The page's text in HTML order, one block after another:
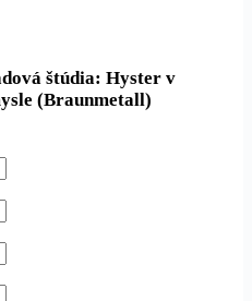
štúdia: Hyster v
(Braunmetall)